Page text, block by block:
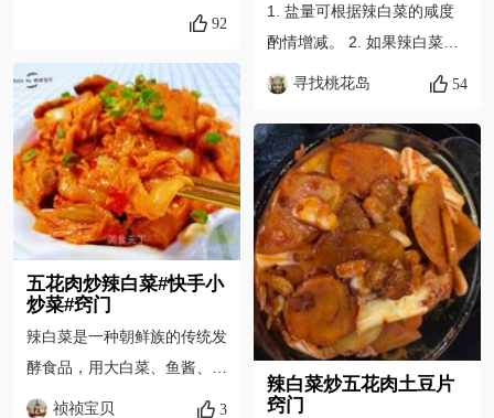
菜吸收了五花肉的油脂，味道
后的辣白菜口感依然十分爽
脆。 2、操作要点在于煸炒
要充分，让肉和辣白菜的味道
充分融合，不要忘了加上点儿
腌辣白菜的汤汁，千万不要加
水噢！ 3、更别忘了提前让
电饭锅工作焖上米饭，多焖一
点儿，严防不够吃。
92
五花肉炒辣白菜#快手小
炒菜#窍门
辣白菜是一种朝鲜族的传统发
酵食品，用大白菜、鱼酱、辣
椒、蒜等作料配制而成。它有
祯祯宝贝 3
1. 盐量可根据辣白菜的咸度
酌情增减。 2. 如果辣白菜的
辣度和酸度、甜度不够，可酌
砂糖调整一下。同时苹果醋也
有解腥去腻的作用。细砂糖可
解腥提鲜。 3. 辣白菜下锅后
不要炒太久，不然容易损失脆
脆的口感。
寻找桃花岛 54
辣白菜炒五花肉土豆片
窍门